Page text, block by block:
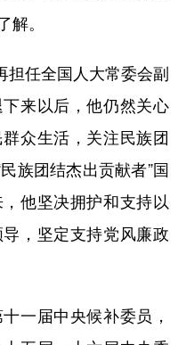
解。
任全国人大常委会副
来以后，他仍然关心
众生活，关注民族团
族团结杰出贡献者”国
他坚决拥护和支持以
，坚定支持党风廉政
届中央候补委员，